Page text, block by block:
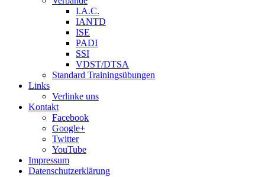
I.A.C.
IANTD
ISE
PADI
SSI
VDST/DTSA
Standard Trainingsübungen
Links
Verlinke uns
Kontakt
Facebook
Google+
Twitter
YouTube
Impressum
Datenschutzerklärung